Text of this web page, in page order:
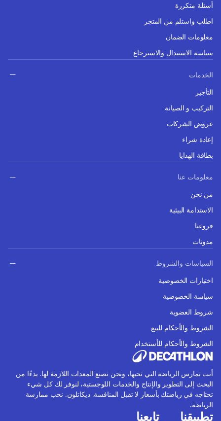
أسئلة متكررة
اطلب واستلم من المتجر
معلومات الضمان
سياسة الاستبدال والاسترجاع
الخدمات
التأجير
التركيب و الصيانة
عروض الشركات
إعادة شراء
بطاقة الهدايا
معلومات عنا
من نحن
الاستدامة البيئية
فروعنا
مدونات
السياسات والشروط
اختيارات الخصوصية
سياسة الخصوصية
شروط العضوية
الشروط والأحكام للبيع
الشروط والأحكام للأستخدام
أنت تمارس الرياضة التي تحبها، ونحن نصنع المعدات اللازمة لها. بدءًا من
البحث إلى التطوير والإنتاج والخدمات اللوجستية، لنوفر لك كل شيء
تحتاجه في رياضتك بأسعار لا تقبل المنافسة. ديكاتلون. نحب ممارسة
الرياضة.
تطبيقنا تابعنا